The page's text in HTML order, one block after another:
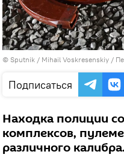
© Sputnik / Mihail Voskresenskiy /
Подписаться
Находка полиции
комплексов,
различного калибра.